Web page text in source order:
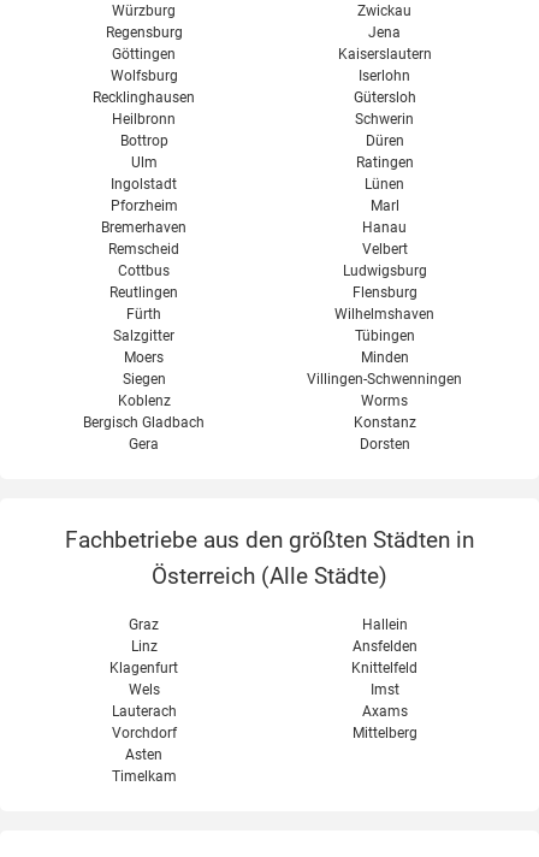
Würzburg
Regensburg
Göttingen
Wolfsburg
Recklinghausen
Heilbronn
Bottrop
Ulm
Ingolstadt
Pforzheim
Bremerhaven
Remscheid
Cottbus
Reutlingen
Fürth
Salzgitter
Moers
Siegen
Koblenz
Bergisch Gladbach
Gera
Zwickau
Jena
Kaiserslautern
Iserlohn
Gütersloh
Schwerin
Düren
Ratingen
Lünen
Marl
Hanau
Velbert
Ludwigsburg
Flensburg
Wilhelmshaven
Tübingen
Minden
Villingen-Schwenningen
Worms
Konstanz
Dorsten
Fachbetriebe aus den größten Städten in
Österreich (Alle Städte)
Graz
Linz
Klagenfurt
Wels
Hallein
Ansfelden
Knittelfeld
Imst
Lauterach
Vorchdorf
Asten
Timelkam
Axams
Mittelberg